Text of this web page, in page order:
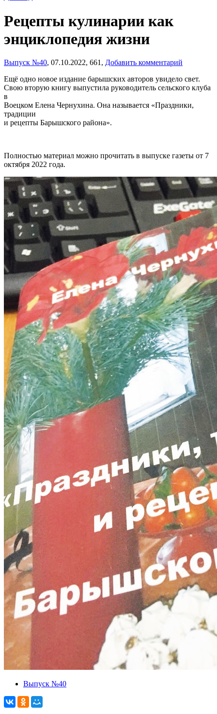
Рецепты кулинарии как
энциклопедия жизни
Выпуск №40, 07.10.2022, 661, Добавить комментарий
Ещё одно новое издание барышских авторов увидело свет.
Свою вторую книгу выпустила руководитель сельского клуба
в
Воецком Елена Чернухина. Она называется «Праздники,
традиции
и рецепты Барышского района».
Полностью материал можно прочитать в выпуске газеты от 7
октября 2022 года.
Выпуск №40